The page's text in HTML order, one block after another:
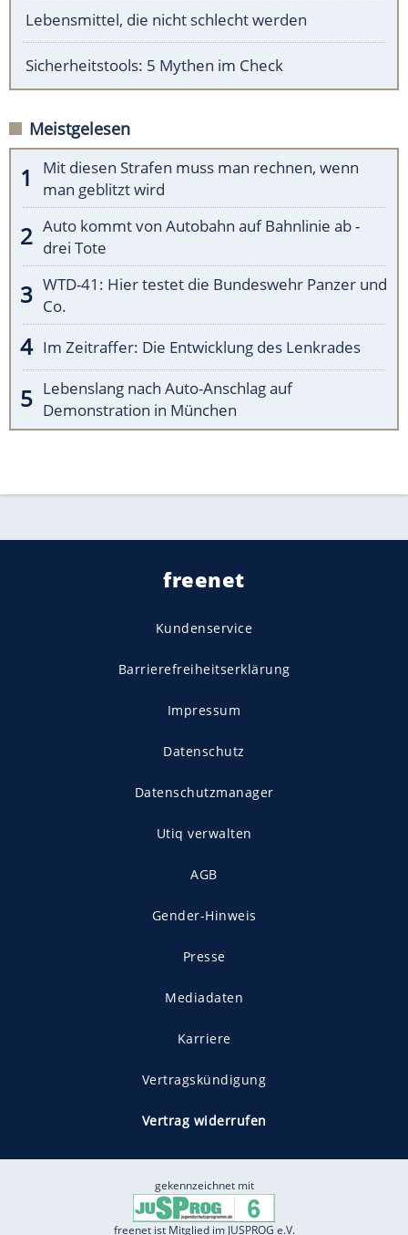
Lebensmittel, die nicht schlecht werden
Sicherheitstools: 5 Mythen im Check
Meistgelesen
Mit diesen Strafen muss man rechnen, wenn
man geblitzt wird
Auto kommt von Autobahn auf Bahnlinie ab -
drei Tote
WTD-41: Hier testet die Bundeswehr Panzer und
Co.
Im Zeitraffer: Die Entwicklung des Lenkrades
Lebenslang nach Auto-Anschlag auf
Demonstration in München
freenet
Kundenservice
Barrierefreiheitserklärung
Impressum
Datenschutz
Datenschutzmanager
Utiq verwalten
AGB
Gender-Hinweis
Presse
Mediadaten
Karriere
Vertragskündigung
Vertrag widerrufen
gekennzeichnet mit
freenet ist Mitglied im JUSPROG e.V.